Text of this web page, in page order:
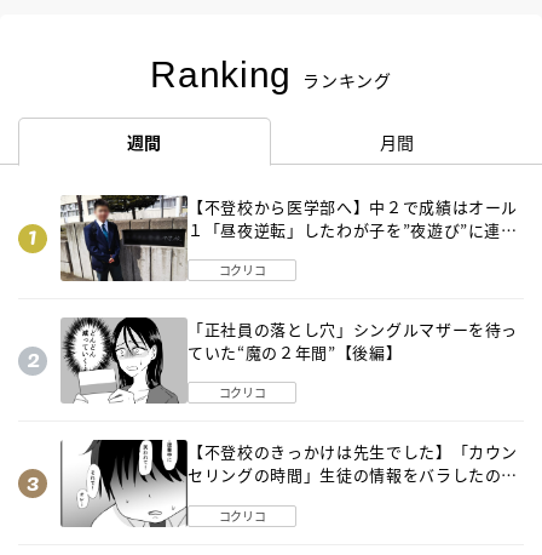
Ranking ランキング
週間 月間
【不登校から医学部へ】中２で成績はオール
１「昼夜逆転」したわが子を”夜遊び”に連れ
コクリコ
「正社員の落とし穴」シングルマザーを待っ
ていた“魔の２年間”【後編】
コクリコ
【不登校のきっかけは先生でした】「カウン
セリングの時間」生徒の情報をバラしたの
コクリコ